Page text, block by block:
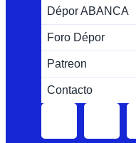
Dépor ABANCA
Foro Dépor
Patreon
Contacto